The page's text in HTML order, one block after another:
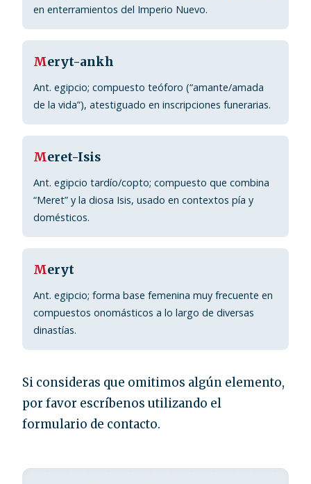
en enterramientos del Imperio Nuevo.
Meryt-ankh
Ant. egipcio; compuesto teóforo (“amante/amada
de la vida”), atestiguado en inscripciones funerarias.
Meret-Isis
Ant. egipcio tardío/copto; compuesto que combina
“Meret” y la diosa Isis, usado en contextos pía y
domésticos.
Meryt
Ant. egipcio; forma base femenina muy frecuente en
compuestos onomásticos a lo largo de diversas
dinastías.
Si consideras que omitimos algún elemento,
por favor escríbenos utilizando el
formulario de contacto.